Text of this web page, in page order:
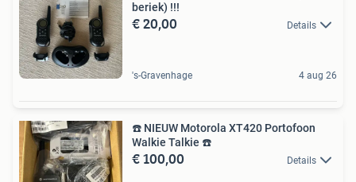
beriek) !!!
€ 20,00 Details
's-Gravenhage 4 aug 26
☎️ NIEUW Motorola XT420 Portofoon
Walkie Talkie ☎️
€ 100,00 Details